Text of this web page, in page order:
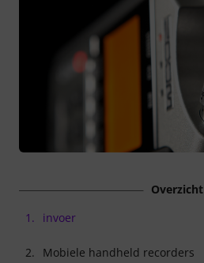
Overzicht
1.
invoer
2. Mobiele handheld recorders